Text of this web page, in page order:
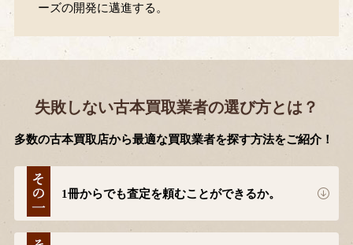
ーズの開発に邁進する。
失敗しない古本買取業者の選び方とは？
多数の古本買取店から最適な買取業者を探す方法をご紹介！
1冊からでも査定を頼むことができるか。